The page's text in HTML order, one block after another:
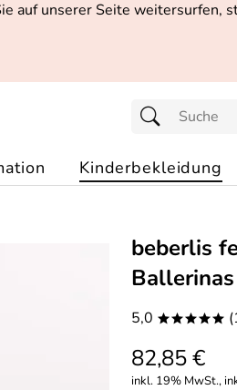
unserer Seite weitersurfen,
Kinderbekleidung
beberlis
5,0 *****
82,85 €
inkl. 19% MwSt.,